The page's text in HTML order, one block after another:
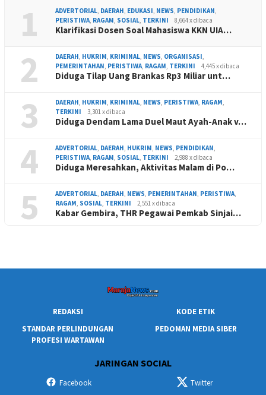
1 ADVERTORIAL DAERAH EDUKASI NEWS PENDIDIKAN
PERISTIWA RAGAM SOSIAL TERKINI 8,664 x dibaca
Klarifikasi Dosen Soal Mahasiswa KKN UIA…
2 DAERAH HUKRIM KRIMINAL NEWS ORGANISASI
PEMERINTAHAN PERISTIWA RAGAM TERKINI 4,445 x dibaca
Diduga Tilap Uang Brankas Rp3 Miliar unt…
3 DAERAH HUKRIM KRIMINAL NEWS PERISTIWA RAGAM
TERKINI
3,301 x dibaca
Diduga Dendam Lama Duel Maut Ayah-Anak v…
4 ADVERTORIAL DAERAH HUKRIM NEWS PENDIDIKAN
PERISTIWA RAGAM SOSIAL TERKINI 2,988 x dibaca
Diduga Meresahkan, Aktivitas Malam di Po…
5 ADVERTORIAL DAERAH NEWS PEMERINTAHAN PERISTIWA
RAGAM SOSIAL TERKINI 2,551 x dibaca
Kabar Gembira, THR Pegawai Pemkab Sinjai…
REDAKSI
KODE ETIK
STANDAR PERLINDUNGAN
PROFESI WARTAWAN
PEDOMAN MEDIA SIBER
JARINGAN SOCIAL
Facebook Twitter